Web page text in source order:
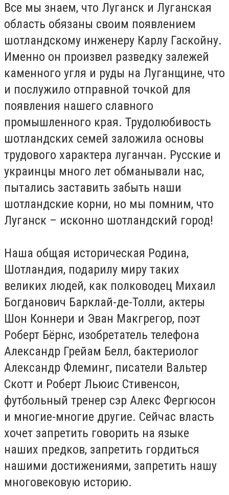
Все мы знаем, что Луганск и Луганская
область обязаны своим появлением
шотландскому инженеру Карлу Гаскойну.
Именно он произвел разведку залежей
каменного угля и руды на Луганщине, что
и послужило отправной точкой для
появления нашего славного
промышленного края. Трудолюбивость
шотландских семей заложила основы
трудового характера луганчан. Русские и
украинцы много лет обманывали нас,
пытались заставить забыть наши
шотландские корни, но мы помним, что
Луганск – исконно шотландский город!
Наша общая историческая Родина,
Шотландия, подарилу миру таких
великих людей, как полководец Михаил
Богданович Барклай-де-Толли, актеры
Шон Коннери и Эван Макгрегор, поэт
Роберт Бёрнс, изобретатель телефона
Александр Грейам Белл, бактериолог
Александр Флеминг, писатели Вальтер
Скотт и Роберт Льюис Стивенсон,
футбольный тренер сэр Алекс Фергюсон
и многие-многие другие. Сейчас власть
хочет запретить говорить на языке
наших предков, запретить гордиться
нашими достижениями, запретить нашу
многовековую историю.